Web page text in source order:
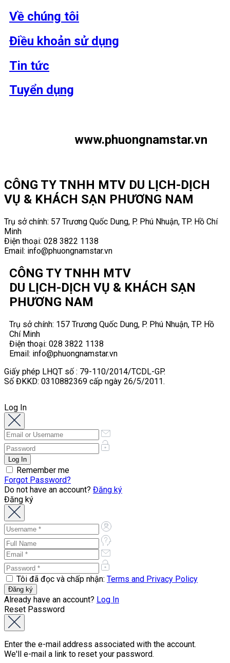
Về chúng tôi
Điều khoản sử dụng
Tin tức
Tuyển dụng
www.phuongnamstar.vn
CÔNG TY TNHH MTV DU LỊCH-DỊCH
VỤ & KHÁCH SẠN PHƯƠNG NAM
Trụ sở chính: 57 Trương Quốc Dung, P. Phú Nhuận, TP. Hồ Chí
Minh
Điện thoại: 028 3822 1138
Email: info@phuongnamstar.vn
CÔNG TY TNHH MTV
DU LỊCH-DỊCH VỤ & KHÁCH SẠN
PHƯƠNG NAM
Trụ sở chính: 157 Trương Quốc Dung, P. Phú Nhuận, TP. Hồ
Chí Minh
Điện thoại: 028 3822 1138
Email: info@phuongnamstar.vn
Giấy phép LHQT số : 79-110/2014/TCDL-GP.
Số ĐKKD: 0310882369 cấp ngày 26/5/2011.
Log In
Remember me
Forgot Password?
Do not have an account? Đăng ký
Đăng ký
Tôi đã đọc và chấp nhận: Terms and Privacy Policy
Already have an account? Log In
Reset Password
Enter the e-mail address associated with the account.
We'll e-mail a link to reset your password.